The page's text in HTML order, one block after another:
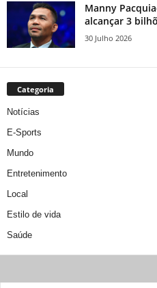
Manny
alcançar 3
30 Julho 2026
Categoria
Notícias
E-Sports
Mundo
Entretenimento
Local
Estilo de vida
Saúde